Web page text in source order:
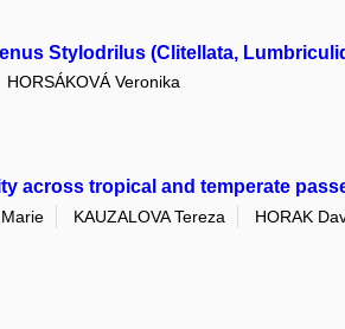
Stylodrilus (Clitellata,
HORSÁKOVÁ Veronika
across tropical and temperate
KAUZALOVA Tereza HORAK